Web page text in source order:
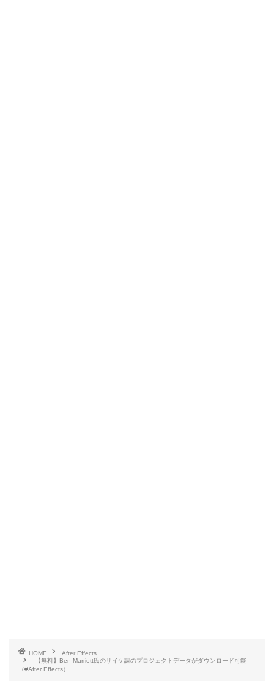
HOME
After Effects
【無料】Ben Marriott氏のサイケ調のプロジェクトデータがダウンロード可能
（#After Effects）